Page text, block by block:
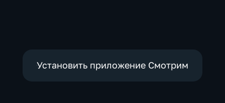
Установить приложение Смотрим